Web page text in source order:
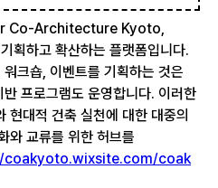
Co-Architecture Kyoto,
획하고 확산하는 플랫폼입니다.
크숍, 이벤트를 기획하는 것은
프로그램도 운영합니다. 이러한
현대적 건축 실천에 대한 대중의
와 교류를 위한 허브를
coakyoto.wixsite.com/coak